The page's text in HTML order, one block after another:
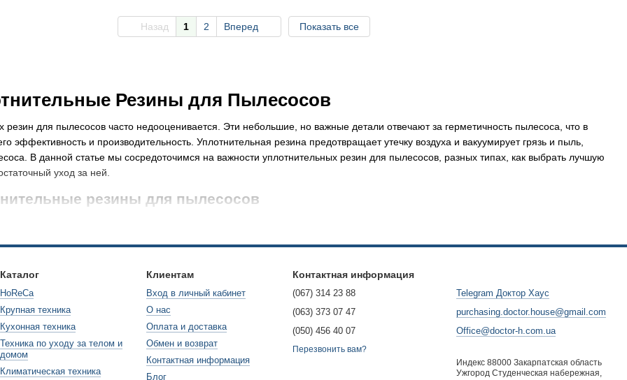
Резины для Пылесосов
резин для пылесосов часто недооценивается. Эти небольшие, но важные детали отвечают за герметичность пылесоса, что в
эффективность и производительность. Уплотнительная резина предотвращает утечку воздуха и вакуумирует грязь и пыль,
В данной статье мы сосредоточимся на важности уплотнительных резин для пылесосов, разных типах, как выбрать лучшую
уход за ней.
резины для пылесосов
важность уплотнительных резин
уплотнительных резин - это обеспечение надежного герметичного соединения между различными компонентами пылесоса.
любые пробелы или некачественное уплотнение могут привести к потере мощности всасывания, снижению
и неэффективности его работы.
резина помогает избежать выхода грязи и пыли из пылесоса. Она предотвращает утечку воздуха, что может вызвать
и загрязнения поверхности, а также необходимость более частой очистки помещения.
Назад 1 2 Вперед Показать все
Каталог
HoReCa
Крупная техника
Кухонная техника
Техника по уходу за телом и
домом
Климатическая техника
Клиентам
Вход в личный кабинет
О нас
Оплата и доставка
Обмен и возврат
Контактная информация
Блог
Контактная информация
(067) 314 23 88
(063) 373 07 47
(050) 456 40 07
Перезвонить вам?
Telegram Доктор Хаус
purchasing.doctor.house@gmail.com
Office@doctor-h.com.ua
Индекс 88000 Закарпатская область
Ужгород Студенческая набережная,